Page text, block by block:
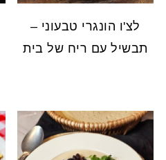
לצ'ו הונגרי טבעוני –
תבשיל עם ריח של בית